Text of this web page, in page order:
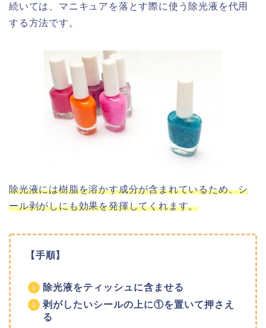
続いては、マニキュアを落とす際に使う除光液を代用
する方法です。
除光液には樹脂を溶かす成分が含まれているため、シ
ール剥がしにも効果を発揮してくれます。
【手順】
除光液をティッシュに含ませる
剥がしたいシールの上に①を置いて押さえ
る